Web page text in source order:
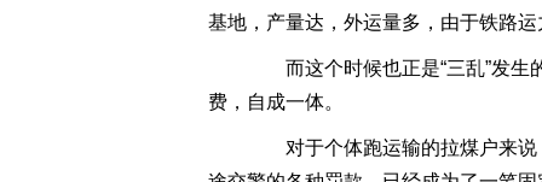
基地，产量达，外运量多，由于铁路
而这个时候也正是“三乱”发生
费，自成一体。
对于个体跑运输的拉煤户来说